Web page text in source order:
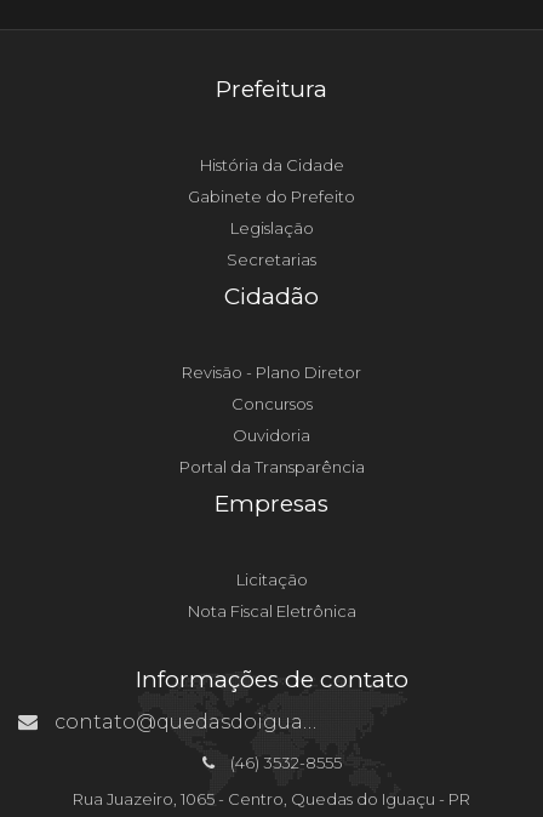
Prefeitura
História da Cidade
Gabinete do Prefeito
Legislação
Secretarias
Cidadão
Revisão - Plano Diretor
Concursos
Ouvidoria
Portal da Transparência
Empresas
Licitação
Nota Fiscal Eletrônica
Informações de contato
contato@quedasdoiguacu.pr.gov.br
(46) 3532-8555
Rua Juazeiro, 1065 - Centro, Quedas do Iguaçu - PR